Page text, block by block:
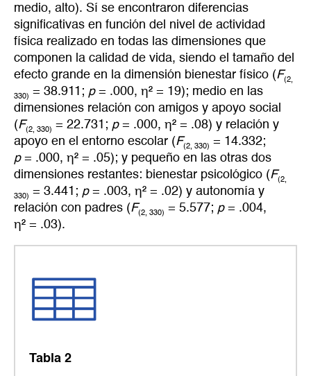
medio, alto). Sí se encontraron diferencias
significativas en función del nivel de actividad
física realizado en todas las dimensiones que
componen la calidad de vida, siendo el tamaño del
efecto grande en la dimensión bienestar físico (F(2,
330) = 38.911; p= .000, η² = 19); medio en las
dimensiones relación con amigos y apoyo social
(F(2, 330) = 22.731; p= .000, η² = .08) y relación y
apoyo en el entorno escolar (F(2, 330) = 14.332;
p= .000, η² = .05); y pequeño en las otras dos
dimensiones restantes: bienestar psicológico (F(2,
330) = 3.441; p= .003, η² = .02) y autonomía y
relación con padres (F(2, 330) = 5.577; p= .004,
η² = .03).
Tabla 2